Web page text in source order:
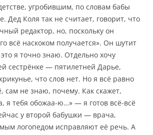
угробившим, по словам бабы
Дед Коля так не считает, говорит, что
редактор, но, поскольку он
всё наскоком получается». Он шутит
я точно знаю. Отдельно хочу
сестрёнке — пятилетней Дарье,
что слов нет. Но я всё равно
сам не знаю, почему. Как скажет,
я тебя обожаа-ю…» — я готов всё-всё
у второй бабушки — врача,
логопедом исправляют её речь. А